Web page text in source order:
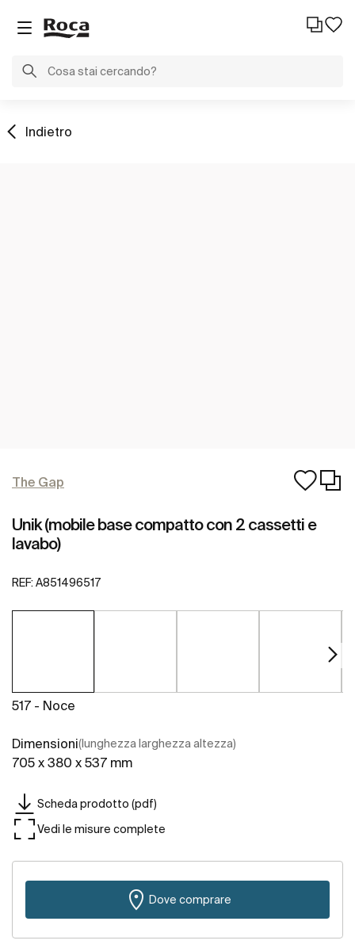
Indietro
The Gap
Unik (mobile base compatto con 2 cassetti e
lavabo)
REF: A851496517
517 - Noce
Dimensioni(lunghezza larghezza altezza)
705 x 380 x 537 mm
Scheda prodotto (pdf)
Vedi le misure complete
Dove comprare